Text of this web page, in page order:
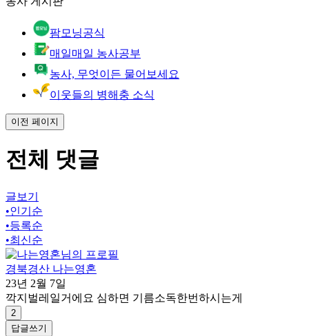
팜모닝공식
매일매일 농사공부
농사, 무엇이든 물어보세요
이웃들의 병해충 소식
이전 페이지
전체 댓글
글보기
•인기순
•등록순
•최신순
경북경산 나는영혼
23년 2월 7일
깍지벌레일거에요 심하면 기름소독한번하시는게
2
답글쓰기